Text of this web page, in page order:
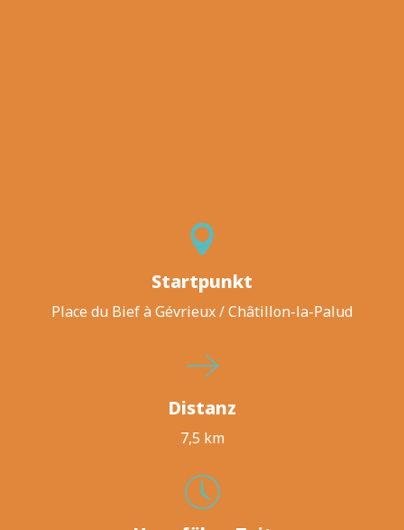
Startpunkt
Place du Bief à Gévrieux / Châtillon-la-Palud
Distanz
7,5 km